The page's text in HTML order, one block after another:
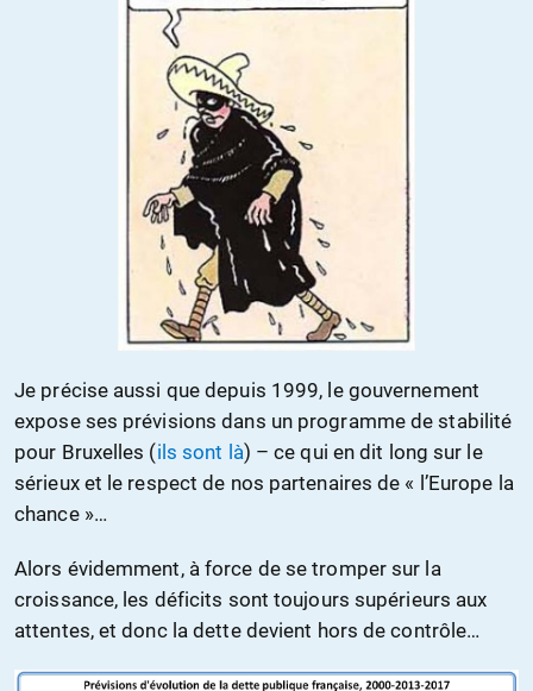
Je précise aussi que depuis 1999, le gouvernement
expose ses prévisions dans un programme de stabilité
pour Bruxelles (ils sont là) – ce qui en dit long sur le
sérieux et le respect de nos partenaires de « l’Europe la
chance »…
Alors évidemment, à force de se tromper sur la
croissance, les déficits sont toujours supérieurs aux
attentes, et donc la dette devient hors de contrôle…